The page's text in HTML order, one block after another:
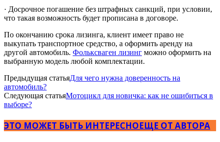
· Досрочное погашение без штрафных санкций, при условии,
что такая возможность будет прописана в договоре.
По окончанию срока лизинга, клиент имеет право не
выкупать транспортное средство, а оформить аренду на
другой автомобиль. Фольксваген лизинг можно оформить на
выбранную модель любой комплектации.
Предыдущая статьяДля чего нужна доверенность на
автомобиль?
Следующая статьяМотоцикл для новичка: как не ошибиться в
выборе?
ЭТО МОЖЕТ БЫТЬ ИНТЕРЕСНОЕЩЕ ОТ АВТОРА